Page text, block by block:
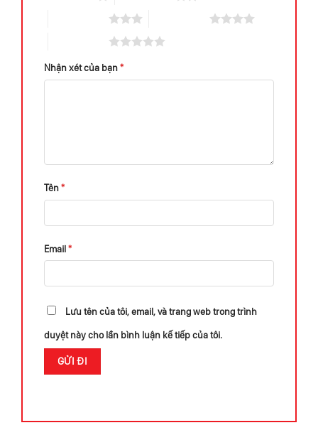
Nhận xét của bạn*
Tên*
Email*
Lưu tên của tôi, email, và trang web trong trình
duyệt này cho lần bình luận kế tiếp của tôi.